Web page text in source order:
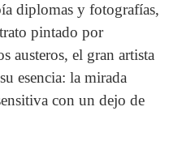
diplomas y fotografías,
pintado por
austeros, el gran artista
esencia: la mirada
con un dejo de